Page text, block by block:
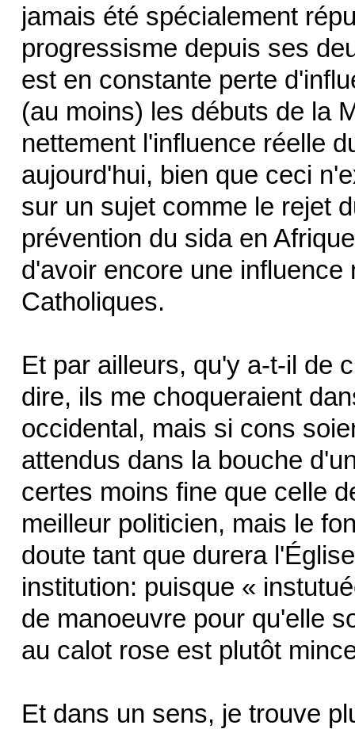
jamais été spécialement
progressisme depuis ses
est en constante perte
(au moins) les débuts de la
nettement l'influence réelle
aujourd'hui, bien que ceci
sur un sujet comme le rejet
prévention du sida en
d'avoir encore une
Catholiques.
Et par ailleurs, qu'y a-t-il de
dire, ils me choqueraient
occidental, mais si cons
attendus dans la bouche
certes moins fine que celle
meilleur politicien, mais le
doute tant que durera
institution: puisque «
de manoeuvre pour qu'elle
au calot rose est plutôt
Et dans un sens, je trouve